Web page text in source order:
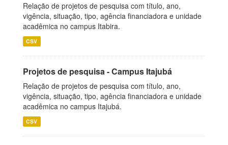
Relação de projetos de pesquisa com título, ano,
vigência, situação, tipo, agência financiadora e unidade
acadêmica no campus Itabira.
CSV
Projetos de pesquisa - Campus Itajubá
Relação de projetos de pesquisa com título, ano,
vigência, situação, tipo, agência financiadora e unidade
acadêmica no campus Itajubá.
CSV